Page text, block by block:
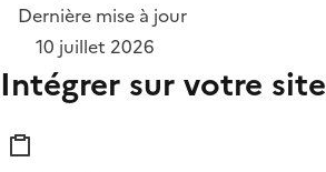
Dernière mise à jour
10 juillet 2026
Intégrer sur votre site